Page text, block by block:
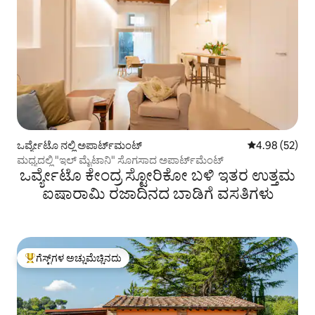
ಒರ್ವ್ಯೇಟೊ ನಲ್ಲಿ ಅಪಾರ್ಟ್‌ಮಂಟ್ 5 ರಲ್ಲಿ 4.98
4.98 (52)
ಮಧ್ಯದಲ್ಲಿ "ಇಲ್ ಮೈಟಾನಿ" ಸೊಗಸಾದ ಅಪಾರ್ಟ್‌ಮೆಂಟ್
ಒರ್ವ್ಯೇಟೊ ಕೇಂದ್ರ ಸ್ಟೋರಿಕೋ ಬಳಿ ಇತರ ಉತ್ತಮ
ಐಷಾರಾಮಿ ರಜಾದಿನದ ಬಾಡಿಗೆ ವಸತಿಗಳು
ಗೆಸ್ಟ್‌ಗಳಿಗೆ ಅತಿ ಹೆಚ್ಚು ಅಚ್ಚುಮೆಚ್ಚಿನದು
ಗೆಸ್ಟ್‌ಗಳ ಅಚ್ಚುಮೆಚ್ಚಿನದು